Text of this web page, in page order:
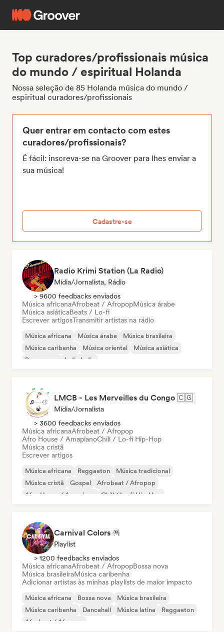
Top curadores/profissionais música
do mundo / espiritual Holanda
Nossa seleção de 85 Holanda música do mundo /
espiritual curadores/profissionais
Quer entrar em contacto com estes
curadores/profissionais?
É fácil: inscreva-se na Groover para lhes enviar a
sua música!
Cadastre-se
Radio Krimi Station (La Radio)
Mídia/Jornalista, Rádio
> 9600 feedbacks enviados
Música africanaAfrobeat / AfropopMúsica árabe
Música asiáticaBeats / Lo-fi
Escrever artigosTransmitir artistas na rádio
Música africana Música árabe
Música brasileira
Música caribenha
Música oriental
Música asiática
Bossa nova
Indie India
LMCB - Les Merveilles du Congo 🇨🇬
Mídia/Jornalista
> 3600 feedbacks enviados
Música africanaAfrobeat / Afropop
Afro House / AmapianoChill / Lo-fi Hip-Hop
Música cristã
Escrever artigos
Música africana Reggaeton
Música tradicional
Música cristã
Gospel
Afrobeat / Afropop
Afro House / Amapiano
Chill / Lo-fi Hip-Hop
Carnival Colors 🪅
Playlist
> 1200 feedbacks enviados
Música africanaAfrobeat / AfropopBossa nova
Música brasileiraMúsica caribenha
Adicionar artistas às minhas playlists de maior impacto
Música africana Bossa nova
Música brasileira
Música caribenha
Dancehall Música latina
Reggaeton
Afrobeat / Afropop